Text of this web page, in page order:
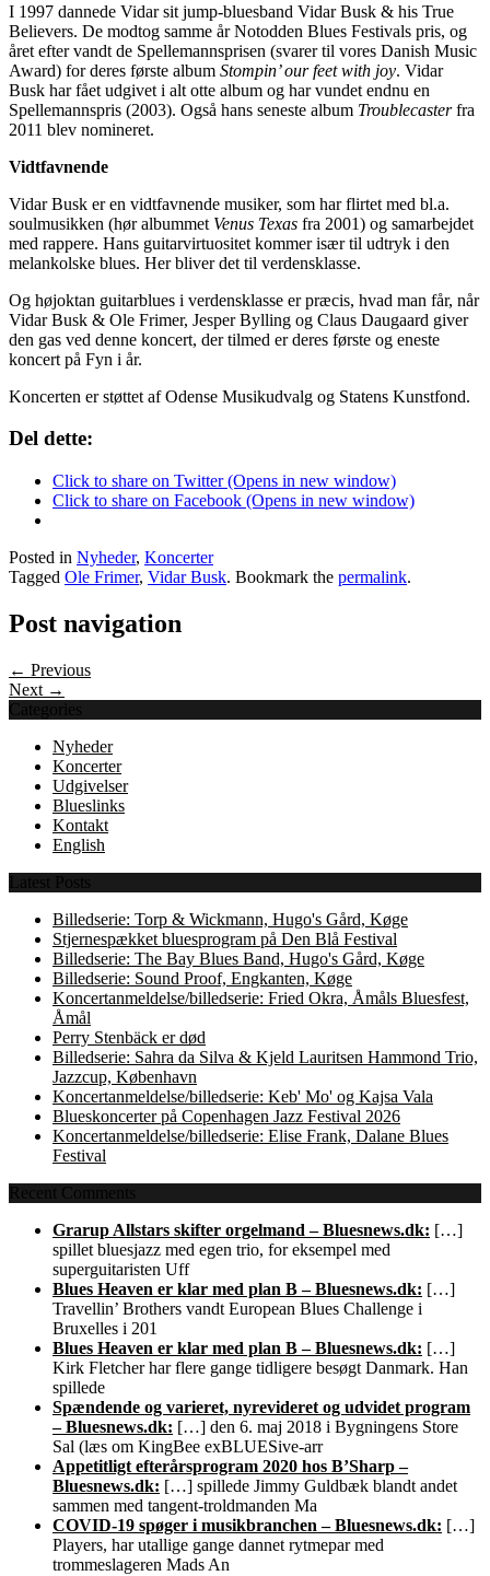
I 1997 dannede Vidar sit jump-bluesband Vidar Busk & his True
Believers. De modtog samme år Notodden Blues Festivals pris, og
året efter vandt de Spellemannsprisen (svarer til vores Danish Music
Award) for deres første album Stompin’ our feet with joy. Vidar
Busk har fået udgivet i alt otte album og har vundet endnu en
Spellemannspris (2003). Også hans seneste album Troublecasterfra
2011 blev nomineret.
Vidtfavnende
Vidar Busk er en vidtfavnende musiker, som har flirtet med bl.a.
soulmusikken (hør albummet Venus Texas fra 2001) og samarbejdet
med rappere. Hans guitarvirtuositet kommer især til udtryk i den
melankolske blues. Her bliver det til verdensklasse.
Og højoktan guitarblues i verdensklasse er præcis, hvad man får, når
Vidar Busk & Ole Frimer, Jesper Bylling og Claus Daugaard giver
den gas ved denne koncert, der tilmed er deres første og eneste
koncert på Fyn i år.
Koncerten er støttet af Odense Musikudvalg og Statens Kunstfond.
Del dette:
Click to share on Twitter (Opens in new window)
Click to share on Facebook (Opens in new window)
Posted in Nyheder, Koncerter
Tagged Ole Frimer, Vidar Busk. Bookmark the permalink.
Post navigation
← Previous
Next →
Categories
Nyheder
Koncerter
Udgivelser
Blueslinks
Kontakt
English
Latest Posts
Billedserie: Torp & Wickmann, Hugo's Gård, Køge
Stjernespækket bluesprogram på Den Blå Festival
Billedserie: The Bay Blues Band, Hugo's Gård, Køge
Billedserie: Sound Proof, Engkanten, Køge
Koncertanmeldelse/billedserie: Fried Okra, Åmåls Bluesfest,
Åmål
Perry Stenbäck er død
Billedserie: Sahra da Silva & Kjeld Lauritsen Hammond Trio,
Jazzcup, København
Koncertanmeldelse/billedserie: Keb' Mo' og Kajsa Vala
Blueskoncerter på Copenhagen Jazz Festival 2026
Koncertanmeldelse/billedserie: Elise Frank, Dalane Blues
Festival
Recent Comments
Grarup Allstars skifter orgelmand – Bluesnews.dk: […]
spillet bluesjazz med egen trio, for eksempel med
superguitaristen Uff
Blues Heaven er klar med plan B – Bluesnews.dk: […]
Travellin’ Brothers vandt European Blues Challenge i
Bruxelles i 201
Blues Heaven er klar med plan B – Bluesnews.dk: […]
Kirk Fletcher har flere gange tidligere besøgt Danmark. Han
spillede
Spændende og varieret, nyrevideret og udvidet program
– Bluesnews.dk: […] den 6. maj 2018 i Bygningens Store
Sal (læs om KingBee exBLUESive-arr
Appetitligt efterårsprogram 2020 hos B’Sharp –
Bluesnews.dk: […] spillede Jimmy Guldbæk blandt andet
sammen med tangent-troldmanden Ma
COVID-19 spøger i musikbranchen – Bluesnews.dk: […]
Players, har utallige gange dannet rytmepar med
trommeslageren Mads An